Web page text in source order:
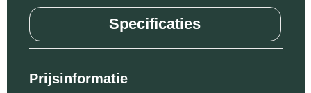
Specificaties
Prijsinformatie